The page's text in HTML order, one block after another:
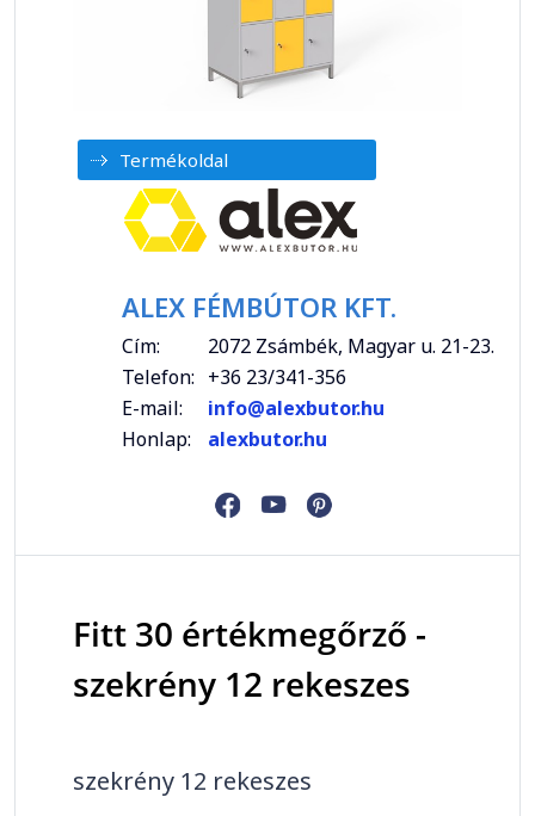
Termékoldal
ALEX FÉMBÚTOR KFT.
Cím:
2072 Zsámbék, Magyar u. 21-23.
Telefon: +36 23/341-356
E-mail:
info@alexbutor.hu
Honlap:
alexbutor.hu
Fitt 30 értékmegőrző -
szekrény 12 rekeszes
szekrény 12 rekeszes